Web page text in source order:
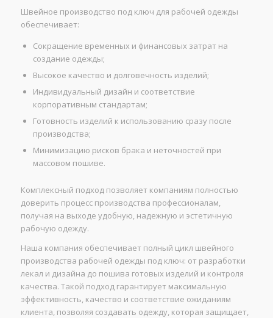
Швейное производство под ключ для рабочей одежды
обеспечивает:
Сокращение временных и финансовых затрат на
создание одежды;
Высокое качество и долговечность изделий;
Индивидуальный дизайн и соответствие
корпоративным стандартам;
Готовность изделий к использованию сразу после
производства;
Минимизацию рисков брака и неточностей при
массовом пошиве.
Комплексный подход позволяет компаниям полностью
доверить процесс производства профессионалам,
получая на выходе удобную, надежную и эстетичную
рабочую одежду.
Наша компания обеспечивает полный цикл швейного
производства рабочей одежды под ключ: от разработки
лекал и дизайна до пошива готовых изделий и контроля
качества. Такой подход гарантирует максимальную
эффективность, качество и соответствие ожиданиям
клиента, позволяя создавать одежду, которая защищает,